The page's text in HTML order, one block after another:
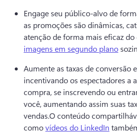
Engage seu público-alvo de
as promoções são dinâmicas,
atenção de forma mais eficaz
imagens em segundo plano
Aumente as taxas de conversão
incentivando os espectadores a
compra, se inscrevendo ou
você, aumentando assim suas
vendas.O conteúdo
como vídeos do LinkedIn